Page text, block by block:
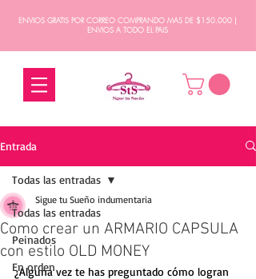
ENVIOS GRATIS POR CORREO COMPRANDO MAS DE $150.000 |
ENVIOS A TODO EL PAIS
Entrada
Todas las entradas
Peinados
En orden
Todas las entradas
Como crear un ARMARIO CAPSULA
con estilo OLD MONEY
Sigue tu Sueño indumentaria
¿Alguna vez te has preguntado cómo logran